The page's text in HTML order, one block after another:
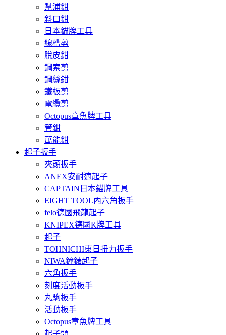
幫浦鉗
斜口鉗
日本錨牌工具
線槽剪
脫皮鉗
鋼索剪
鋼絲鉗
鐵板剪
電纜剪
Octopus章魚牌工具
管鉗
萬能鉗
起子扳手
夾頭扳手
ANEX安耐適起子
CAPTAIN日本錨牌工具
EIGHT TOOL內六角扳手
felo德國飛龍起子
KNIPEX德國K牌工具
起子
TOHNICHI東日扭力扳手
NIWA鐘錶起子
六角扳手
刻度活動板手
丸駒板手
活動板手
Octopus章魚牌工具